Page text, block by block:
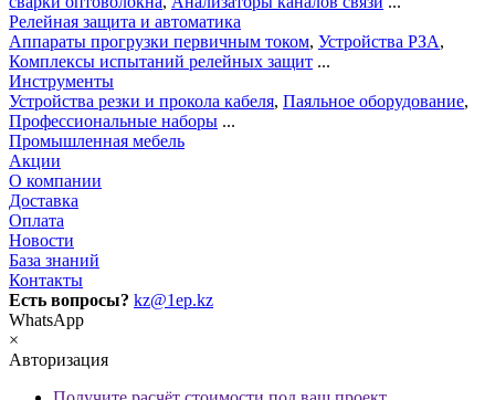
Релейная защита и автоматика
Аппараты прогрузки первичным током, Устройства РЗА,
Комплексы испытаний релейных защит ...
Инструменты
Устройства резки и прокола кабеля, Паяльное оборудование,
Профессиональные наборы ...
Промышленная мебель
Акции
О компании
Доставка
Оплата
Новости
База знаний
Контакты
Есть вопросы? kz@1ep.kz
WhatsApp
×
Авторизация